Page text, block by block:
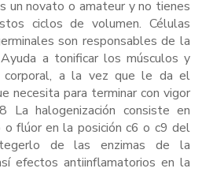
un novato o amateur y no tienes
ciclos de volumen. Células
son responsables de la
a tonificar los músculos y
corporal, a la vez que le da el
necesita para terminar con vigor
La halogenización consiste en
o flúor en la posición c6 o c9 del
de las enzimas de la
efectos antiinflamatorios en la